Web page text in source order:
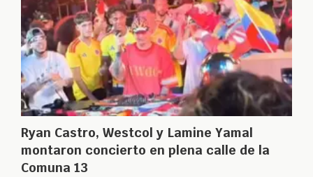
Ryan Castro, Westcol y Lamine Yamal
montaron concierto en plena calle de la
Comuna 13